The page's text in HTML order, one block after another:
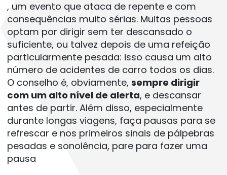
, um evento que ataca de repente e com
consequências muito sérias. Muitas pessoas
optam por dirigir sem ter descansado o
suficiente, ou talvez depois de uma refeição
particularmente pesada: isso causa um alto
número de acidentes de carro todos os dias.
O conselho é, obviamente, sempre dirigir
com um alto nível de alerta, e descansar
antes de partir. Além disso, especialmente
durante longas viagens, faça pausas para se
refrescar e nos primeiros sinais de pálpebras
pesadas e sonolência, pare para fazer uma
pausa